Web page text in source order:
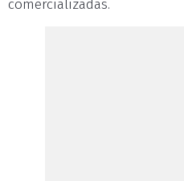
comercializadas.